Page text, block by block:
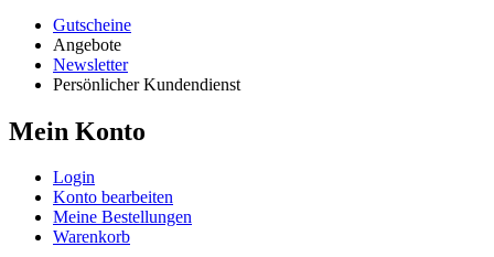
Gutscheine
Angebote
Newsletter
Persönlicher Kundendienst
Mein Konto
Login
Konto bearbeiten
Meine Bestellungen
Warenkorb